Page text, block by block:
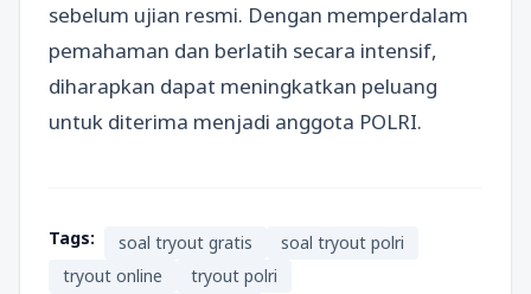
sebelum ujian resmi. Dengan memperdalam
pemahaman dan berlatih secara intensif,
diharapkan dapat meningkatkan peluang
untuk diterima menjadi anggota POLRI.
Tags: soal tryout gratis
soal tryout polri
tryout online
tryout polri